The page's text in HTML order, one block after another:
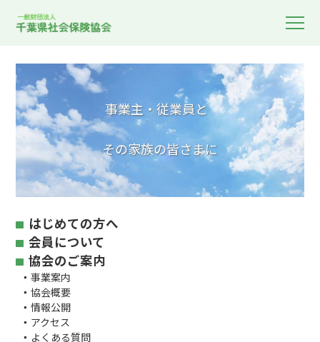
事業主・従業員と
その家族の皆さまに
はじめての方へ
会員について
協会のご案内
事業案内
協会概要
情報公開
アクセス
よくある質問